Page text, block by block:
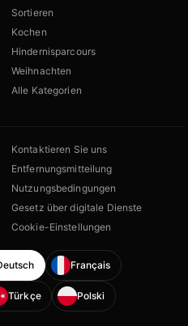
Sortieren
Kochen
Hindernisparcours
Weihnachten
Alle Kategorien
Kontaktieren Sie uns
Entfernungsmitteilung
Nutzungsbedingungen
Gesetz über digitale Dienste
Cookie-Einstellungen
Français
Türkçe Polski